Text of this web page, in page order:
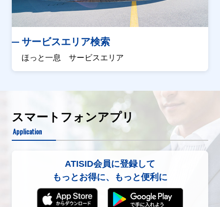
サービスエリア検索
ほっと一息 サービスエリア
スマートフォンアプリ
Application
ATISID会員に登録して
もっとお得に、もっと便利に